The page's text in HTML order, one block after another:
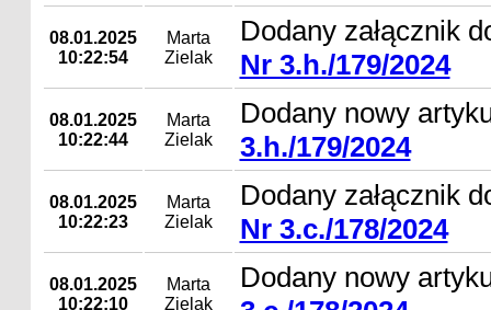
08.01.2025
10:22:54
Marta
Zielak
Dodany załącznik
Nr 3.h./179/2024
08.01.2025
10:22:44
Marta
Zielak
Dodany nowy
3.h./179/2024
08.01.2025
10:22:23
Marta
Zielak
Dodany załącznik
Nr 3.c./178/2024
08.01.2025
10:22:10
Marta
Zielak
Dodany nowy